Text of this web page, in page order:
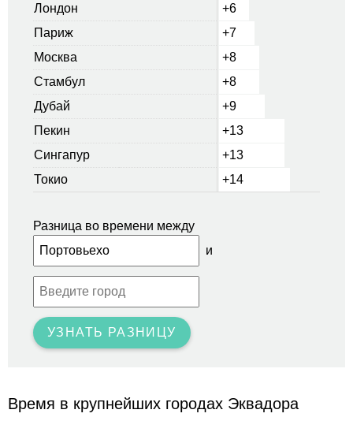
Лондон
+6
Париж
+7
Москва
+8
Стамбул
+8
Дубай
+9
Пекин
+13
Сингапур
+13
Токио
+14
Разница во времени между
и
УЗНАТЬ РАЗНИЦУ
Время в крупнейших городах Эквадора